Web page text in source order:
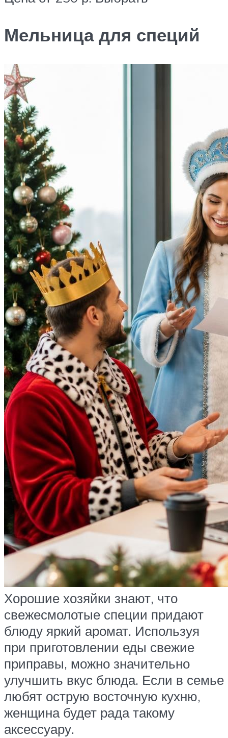
Мельница для специй
Хорошие хозяйки знают, что
свежесмолотые специи придают
блюду яркий аромат. Используя
при приготовлении еды свежие
приправы, можно значительно
улучшить вкус блюда. Если в семье
любят острую восточную кухню,
женщина будет рада такому
аксессуару.